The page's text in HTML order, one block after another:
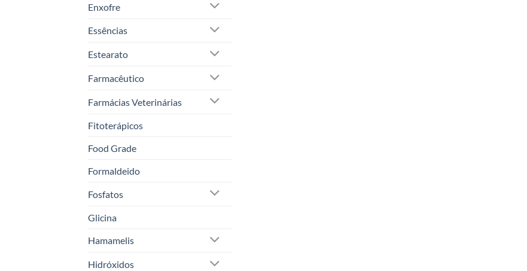
Enxofre
Essências
Estearato
Farmacêutico
Farmácias Veterinárias
Fitoterápicos
Food Grade
Formaldeido
Fosfatos
Glicina
Hamamelis
Hidróxidos